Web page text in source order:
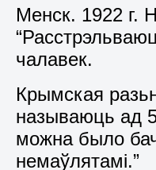
Менск. 1922 г.
чалавек.
Крымская
называюць ад
можна было
немаўлятамі.”